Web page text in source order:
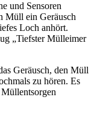
und Sensoren
Müll ein Geräusch
Loch anhört.
„Tiefster Mülleimer
Geräusch, den Müll
zu hören. Es